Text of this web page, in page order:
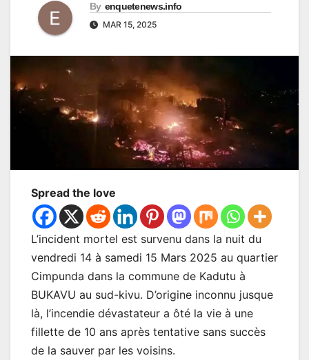
By enquetenews.info
MAR 15, 2025
Spread the love
L’incident mortel est survenu dans la nuit du
vendredi 14 à samedi 15 Mars 2025 au quartier
Cimpunda dans la commune de Kadutu à
BUKAVU au sud-kivu. D’origine inconnu jusque
là, l’incendie dévastateur a ôté la vie à une
fillette de 10 ans après tentative sans succès
de la sauver par les voisins.